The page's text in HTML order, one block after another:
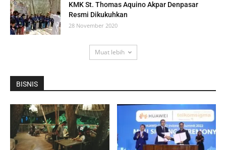
KMK St. Thomas Aquino Akpar Denpasar
Resmi Dikukuhkan
28 November 2020
Muat lebih
BISNIS